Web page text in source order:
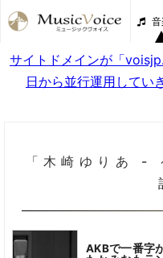
サイトドメインが「
日から並行運用してい
「木崎ゆりあ -
AKBで一番字